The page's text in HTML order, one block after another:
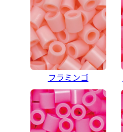
フラミンゴ